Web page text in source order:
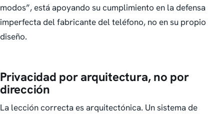
modos”, está apoyando su cumplimiento en la defensa
imperfecta del fabricante del teléfono, no en su propio
diseño.
Privacidad por arquitectura, no por
dirección
La lección correcta es arquitectónica. Un sistema de